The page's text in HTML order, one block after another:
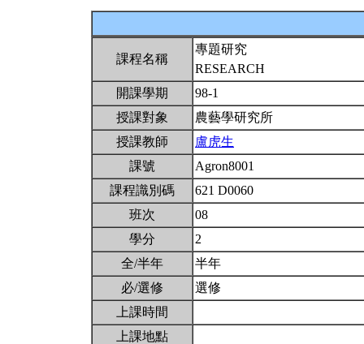
課程名稱
專題研究
RESEARCH
開課學期
98-1
授課對象
農藝學研究所
授課教師
盧虎生
課號
Agron8001
課程識別碼
621 D0060
班次
08
學分
2
全/半年
半年
必/選修
選修
上課時間
上課地點